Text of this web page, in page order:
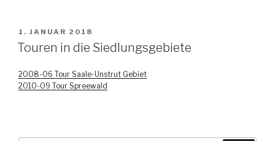
VERÖFFENTLICHT
AM
1. JANUAR 2018
Touren in die Siedlungsgebiete
2008-06 Tour Saale-Unstrut Gebiet
2010-09 Tour Spreewald